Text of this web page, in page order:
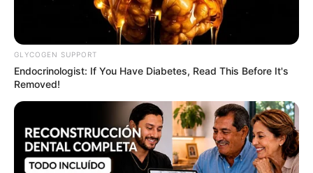
GLYCOGEN SUPPORT
Endocrinologist: If You Have Diabetes, Read This Before It's
Removed!